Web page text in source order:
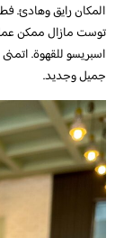
المكان رايق وهادئ.
توست مازال ممكن
اسبريسو للقهوة.
جميل وجديد.